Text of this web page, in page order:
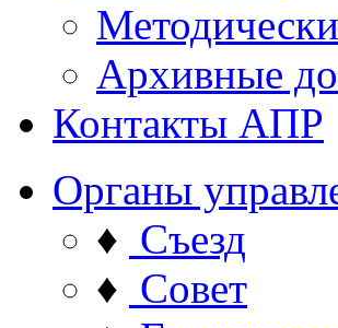
Архивные
Контакты АПР
Органы
♦ Съезд
♦ Совет